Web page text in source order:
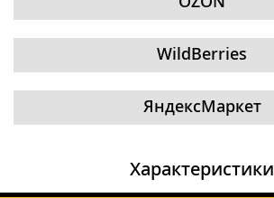
WildBerries
ЯндексМаркет
Характеристики